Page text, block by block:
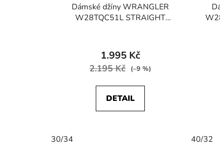
Dámské džíny WRANGLER
W28TQC51L STRAIGHT
hodnocení
produktu
z
1.995 Kč
2.195 Kč (–9 %)
DETAIL
30/34 40/32